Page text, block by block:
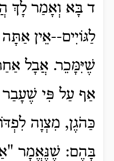
ד בָּא וְאָמַר לָךְ
לַגּוֹיִים--אֵין
שֶׁיִּמָּכֵר. אֲבָל
אַף עַל פִּי
כַּהֹגֶן, מִצְוָה
בָּהֶם: שֶׁנֶּאֱמָר